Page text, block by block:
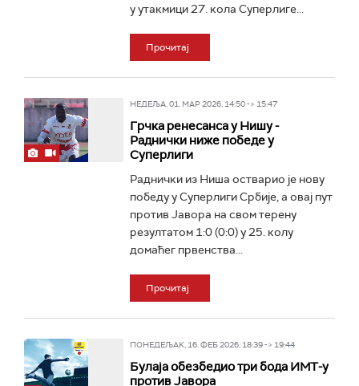
у утакмици 27. кола Суперлиге...
Прочитај
НЕДЕЉА, 01. МАР 2026, 14:50 -> 15:47
Грчка ренесанса у Нишу -
Раднички ниже победе у
Суперлиги
Раднички из Ниша остварио је нову
победу у Суперлиги Србије, а овај пут
против Јавора на свом терену
резултатом 1:0 (0:0) у 25. колу
домаћег првенства...
Прочитај
ПОНЕДЕЉАК, 16. ФЕБ 2026, 18:39 -> 19:44
Булаја обезбедио три бода ИМТ-у
против Јавора